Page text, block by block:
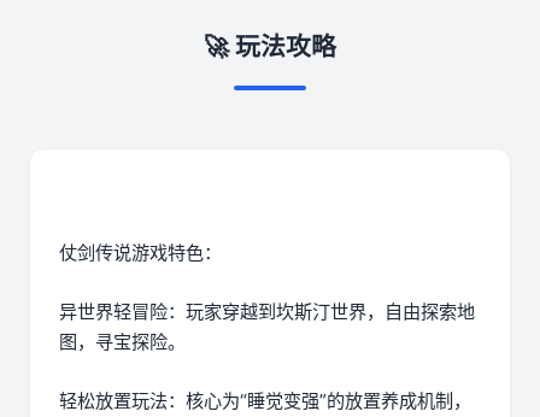
🚀 玩法攻略
仗剑传说游戏特色：
异世界轻冒险：玩家穿越到坎斯汀世界，自由探索地
图，寻宝探险。
轻松放置玩法：核心为“睡觉变强”的放置养成机制，